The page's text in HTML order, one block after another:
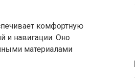
комфортную
и навигации. Оно
материалами